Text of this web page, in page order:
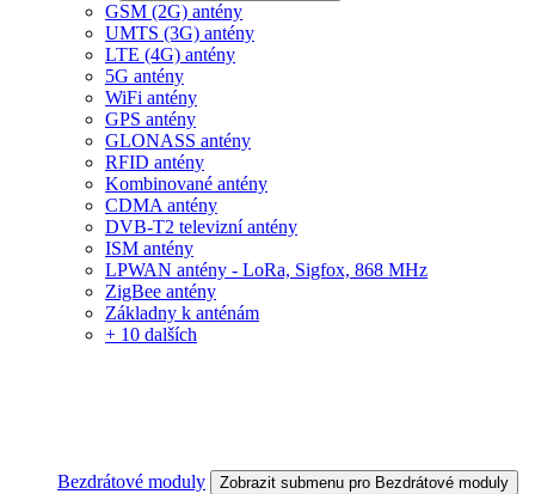
GSM (2G) antény
UMTS (3G) antény
LTE (4G) antény
5G antény
WiFi antény
GPS antény
GLONASS antény
RFID antény
Kombinované antény
CDMA antény
DVB-T2 televizní antény
ISM antény
LPWAN antény - LoRa, Sigfox, 868 MHz
ZigBee antény
Základny k anténám
+ 10 dalších
Bezdrátové moduly Zobrazit submenu pro Bezdrátové moduly